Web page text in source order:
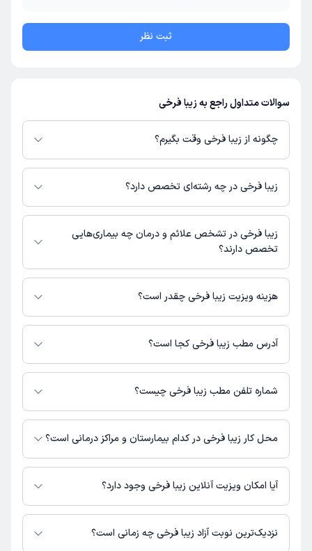
ثبت نظر
سوالات متداول راجع به زیبا فرخی
چگونه از زیبا فرخی وقت بگیرم؟
در صورتی کهزیبا فرخیدارای پروفایل فعال و نوبت‌دهی باز در پلتفرم دکترتو
باشند، می‌توانید از طریق این پلتفرم برای دریافت نوبت اقدام کنید. در صورت
شماره تماس، برنامه حضور در مطب، تصاویر پزشک، ساعات کاری و سایر اطلاعات
مرتبط با خدمات پزشکی و نوبت‌گیری ممکن است در پروفایل ایشان در دکترتو در
دسترس باشد
زیبا فرخی در چه رشته‌ای تخصص دارد؟
زیبا فرخی در رشته‌های زیر (پیراپزشکی) تخصص دارند:
مامایی
زیبا فرخی در تشخص علائم و درمان چه بیماری‌هایی
تخصص دارند؟
زیبا فرخی در تشخیص علائم و درمان بیماری‌های مرتبط با مامایی فعالیت
می‌کنند.
هزینه ویزیت زیبا فرخی چقدر است؟
برای اطلاع از هزینه ویزیت زیبا فرخی، لازم است با مطب تماس بگیرید.
آدرس مطب زیبا فرخی کجا است؟
اطلاعات مربوط به آدرس مطب زیبا فرخی در حال حاضر در دسترس نیست. برای
دریافت اطلاعات دقیق‌تر، لطفاً با مطب تماس بگیرید.
شماره تلفن مطب زیبا فرخی چیست؟
شماره تماس مطب زیبا فرخی در حال حاضر در این صفحه ثبت نشده است.
محل کار زیبا فرخی در کدام بیمارستان و مراکز درمانی است؟
اطلاعاتی درباره محل فعالیت زیبا فرخی در مراکز درمانی در دسترس نیست.
آیا امکان ویزیت آنلاین زیبا فرخی وجود دارد؟
در حال حاضر اطلاعاتی درباره ارائه ویزیت آنلاین توسط زیبا فرخی در دسترس
نیست. برای دریافت اطلاعات دقیق‌تر، لطفاً با مطب تماس بگیرید.
نزدیک‌ترین نوبت آزاد زیبا فرخی چه زمانی است؟